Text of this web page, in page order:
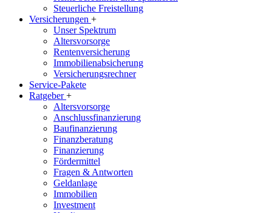
Steuerliche Freistellung
Versicherungen +
Unser Spektrum
Altersvorsorge
Rentenversicherung
Immobilienabsicherung
Versicherungsrechner
Service-Pakete
Ratgeber+
Altersvorsorge
Anschlussfinanzierung
Baufinanzierung
Finanzberatung
Finanzierung
Fördermittel
Fragen & Antworten
Geldanlage
Immobilien
Investment